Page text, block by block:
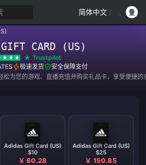
简体中文 /
CARD (US)
Trustpilot
极速发货
安全保障支付
松为您的游戏、直播充值并购买礼品卡，享受便捷的
Adidas Gift Card (US)
$10
￥ 60.28
Adidas Gift Card (US)
$25
￥ 150.85